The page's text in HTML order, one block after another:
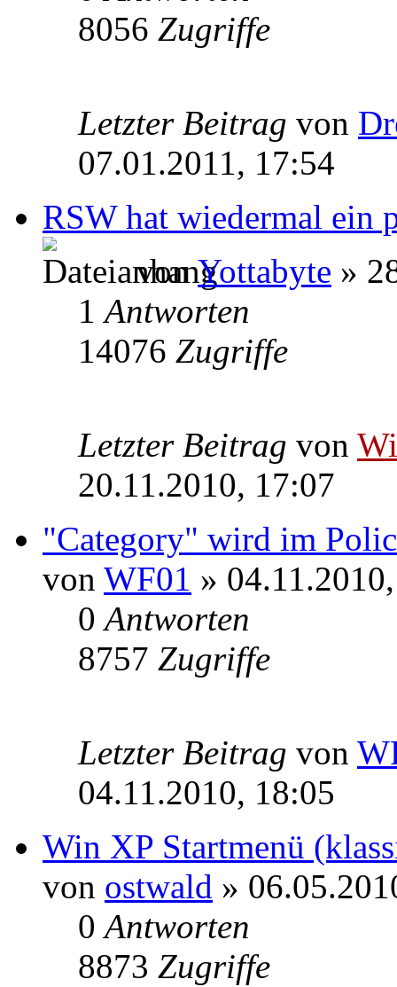
8056 Zugriffe
Letzter Beitrag von
07.01.2011, 17:54
RSW hat wiedermal ein
vonYottabyte »
1Antworten
14076 Zugriffe
Letzter Beitrag von
20.11.2010, 17:07
"Category" wird im
von WF01 »
0Antworten
8757 Zugriffe
Letzter Beitrag von
04.11.2010, 18:05
Win XP Startmenü
von ostwald »
0Antworten
8873 Zugriffe